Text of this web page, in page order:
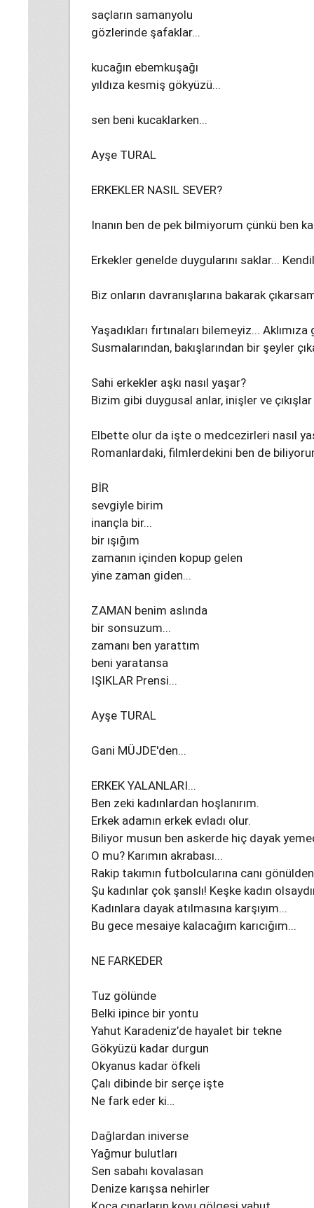
saçların samanyolu
gözlerinde şafaklar...
kucağın ebemkuşağı
yıldıza kesmiş gökyüzü...
sen beni kucaklarken...
Ayşe TURAL
ERKEKLER NASIL SEVER?
Inanın ben de pek bilmiyorum çünkü ben
Erkekler genelde duygularını saklar...
Biz onların davranışlarına bakarak
Yaşadıkları fırtınaları bilemeyiz...
Susmalarından, bakışlarından bir şeyler
Sahi erkekler aşkı nasıl yaşar?
Bizim gibi duygusal anlar, inişler ve
Elbette olur da işte o medcezirleri nasıl
Romanlardaki, filmlerdekini ben de
BİR
sevgiyle birim
inançla bir...
bir ışığım
zamanın içinden kopup gelen
yine zaman giden...
ZAMAN benim aslında
bir sonsuzum...
zamanı ben yarattım
beni yaratansa
IŞIKLAR Prensi...
Ayşe TURAL
Gani MÜJDE'den...
ERKEK YALANLARI...
Ben zeki kadınlardan hoşlanırım.
Erkek adamın erkek evladı olur.
Biliyor musun ben askerde hiç dayak
O mu? Karımın akrabası...
Rakip takımın futbolcularına canı
Şu kadınlar çok şanslı! Keşke kadın
Kadınlara dayak atılmasına karşıyım...
Bu gece mesaiye kalacağım karıcığım...
NE FARKEDER
Tuz gölünde
Belki ipince bir yontu
Yahut Karadeniz’de hayalet bir tekne
Gökyüzü kadar durgun
Okyanus kadar öfkeli
Çalı dibinde bir serçe işte
Ne fark eder ki…
Dağlardan iniverse
Yağmur bulutları
Sen sabahı kovalasan
Denize karışsa nehirler